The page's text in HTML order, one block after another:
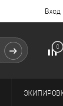
Вход
0